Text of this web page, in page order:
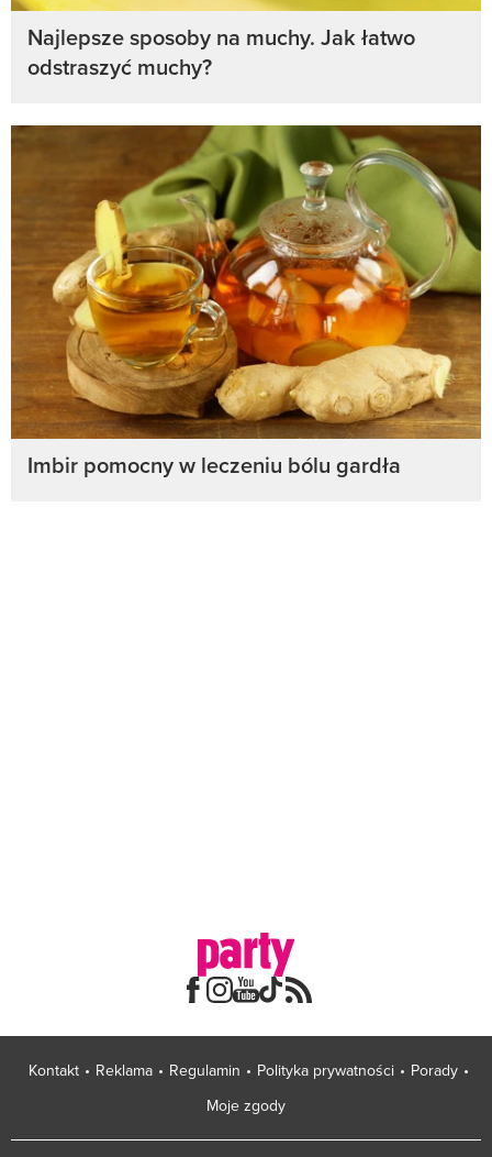
Najlepsze sposoby na muchy. Jak łatwo
odstraszyć muchy?
Imbir pomocny w leczeniu bólu gardła
Kontakt Reklama Regulamin Polityka prywatności
Porady
Moje zgody